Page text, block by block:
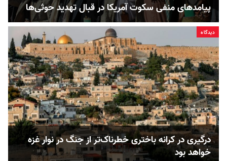
پیامدهای منفی سکوت آمریکا در قبال تهدید حوثی‌ها
دیدگاه
درگیری در کرانه باختری خطرناک‌تر از جنگ در نوار غزه
خواهد بود